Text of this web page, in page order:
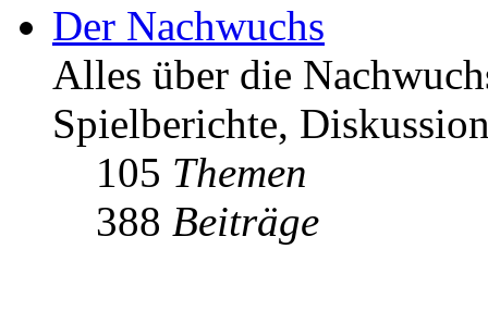
Der Nachwuchs
Alles über die
Spielberichte,
105 Themen
388 Beiträge